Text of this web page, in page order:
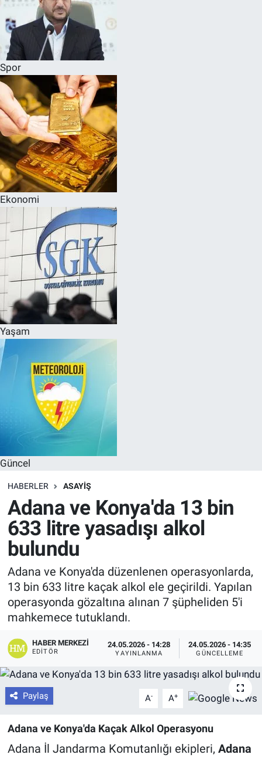
Spor
Ekonomi
Yaşam
Güncel
HABERLER ASAYIŞ
Adana ve Konya'da 13 bin
633 litre yasadışı alkol
bulundu
Adana ve Konya'da düzenlenen operasyonlarda,
13 bin 633 litre kaçak alkol ele geçirildi. Yapılan
operasyonda gözaltına alınan 7 şüpheliden 5'i
mahkemece tutuklandı.
HABER MERKEZI
EDITÖR
24.05.2026 - 14:28
YAYINLANMA
24.05.2026 - 14:35
GÜNCELLEME
Paylaş A- A+
Adana ve Konya'da Kaçak Alkol Operasyonu
Adana İl Jandarma Komutanlığı ekipleri, Adana